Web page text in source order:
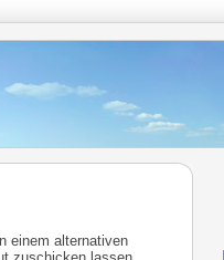
einem alternativen